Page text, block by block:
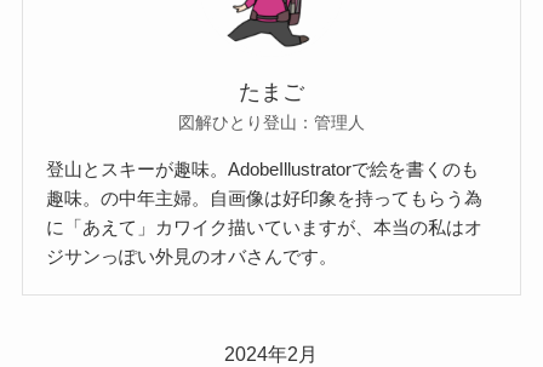
たまご
図解ひとり登山：管理人
登山とスキーが趣味。AdobeIllustratorで絵を書くのも
趣味。の中年主婦。自画像は好印象を持ってもらう為
に「あえて」カワイク描いていますが、本当の私はオ
ジサンっぽい外見のオバさんです。
2024年2月